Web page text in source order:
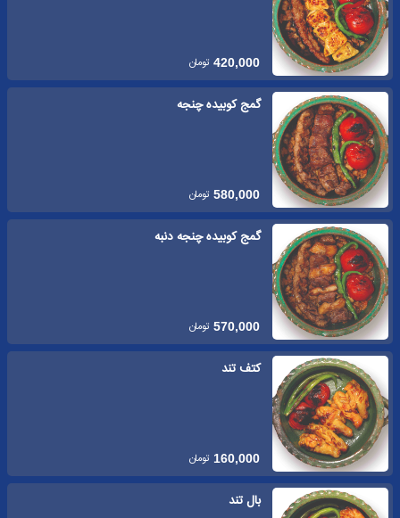
420,000 تومان
گمج کوبیده چنجه
580,000 تومان
گمج کوبیده چنجه دنبه
570,000 تومان
کتف تند
160,000 تومان
بال تند